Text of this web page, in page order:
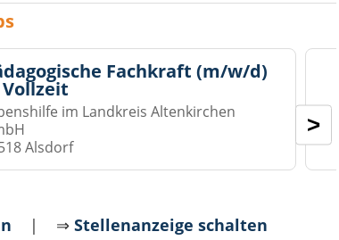
Fachkraft (m/w/d)
im Landkreis Altenkirchen
Alsdorf
>
| ⇒Stellenanzeige schalten